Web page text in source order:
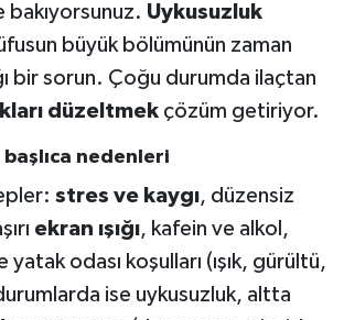
bakıyorsunuz. Uykusuzluk
büyük bölümünün zaman
bir sorun. Çoğu durumda ilaçtan
düzeltmekçözüm getiriyor.
nedenleri
stres ve kaygı, düzensiz
ekran ışığı, kafein ve alkol,
yatak odası koşulları (ışık, gürültü,
durumlarda ise uykusuzluk, altta